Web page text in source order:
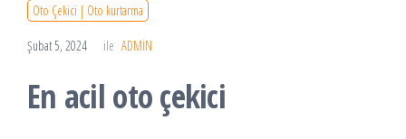
Oto Çekici | Oto kurtarma
Şubat 5, 2024 ile ADMIN
En acil oto çekici